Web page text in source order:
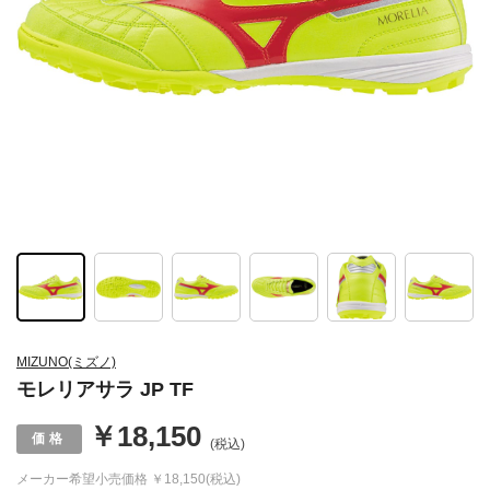
MIZUNO(ミズノ)
モレリアサラ JP TF
メーカー希望小売価格 ￥18,150(税込)
￥18,150 (税込)